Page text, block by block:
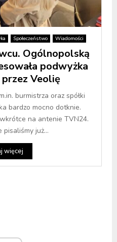
Społeczeństwo Wiadomości
Ogólnopolską
podwyżka
Veolię
burmistrza oraz spółki
bardzo mocno dotknie.
na antenie TVN24.
już...
więcej